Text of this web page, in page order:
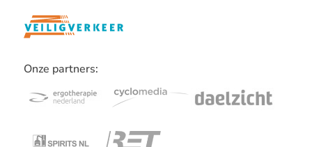
Onze partners:
Lees
over